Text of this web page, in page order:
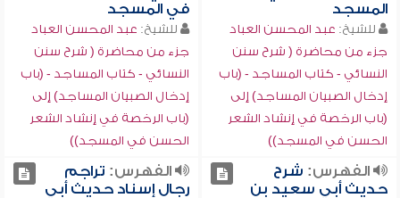
المسجد
للشيخ: عبد المحسن العباد
جزء من محاضرة ( شرح سنن
النسائي - كتاب المساجد - (باب
إدخال الصبيان المساجد) إلى
(باب الرخصة في إنشاد الشعر
الحسن في المسجد))
في المسجد
للشيخ: عبد المحسن العباد
جزء من محاضرة ( شرح سنن
النسائي - كتاب المساجد - (باب
إدخال الصبيان المساجد) إلى
(باب الرخصة في إنشاد الشعر
الحسن في المسجد))
الفهرس: شرح
حديث أبي سعيد بن
الفهرس: تراجم
رجال إسناد حديث أبي